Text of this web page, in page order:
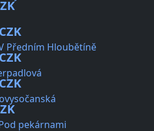
Předním Hloubětíně
pekárnami